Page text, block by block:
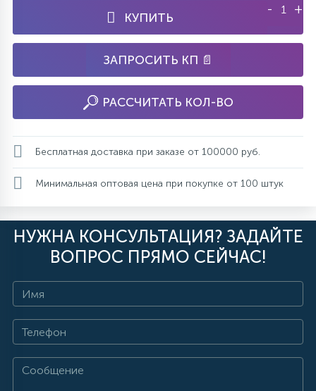
КУПИТЬ
- +
ЗАПРОСИТЬ КП 📄
РАССЧИТАТЬ КОЛ-ВО
Бесплатная доставка при заказе от 100000 руб.
Минимальная оптовая цена при покупке от 100 штук
НУЖНА КОНСУЛЬТАЦИЯ? ЗАДАЙТЕ
ВОПРОС ПРЯМО СЕЙЧАС!